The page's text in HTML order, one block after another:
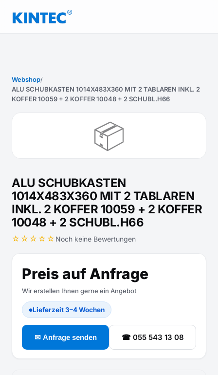
Webshop/
ALU SCHUBKASTEN 1014X483X360 MIT 2 TABLAREN INKL. 2
KOFFER 10059 + 2 KOFFER 10048 + 2 SCHUBL.H66
📦
ALU SCHUBKASTEN
1014X483X360 MIT 2 TABLAREN
INKL. 2 KOFFER 10059 + 2 KOFFER
10048 + 2 SCHUBL.H66
☆☆☆☆☆ Noch keine Bewertungen
Preis auf Anfrage
Wir erstellen Ihnen gerne ein Angebot
●Lieferzeit 3–4 Wochen
✉ Anfrage senden ☎ 055 543 13 08